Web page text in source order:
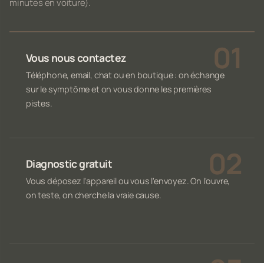
minutes en voiture).
Vous nous contactez
Téléphone, email, chat ou en boutique : on échange
sur le symptôme et on vous donne les premières
pistes.
Diagnostic gratuit
Vous déposez l'appareil ou vous l'envoyez. On l'ouvre,
on teste, on cherche la vraie cause.